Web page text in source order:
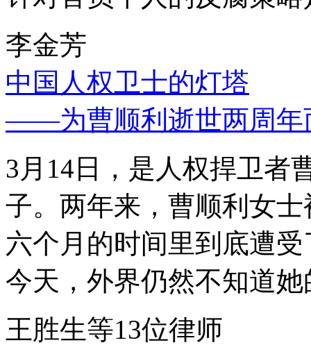
李金芳
中国人权卫士的灯塔
——为曹顺利逝世两周年
3月14日，是人权捍卫者
子。两年来，曹顺利女
六个月的时间里到底遭
今天，外界仍然不知道
王胜生等13位律师